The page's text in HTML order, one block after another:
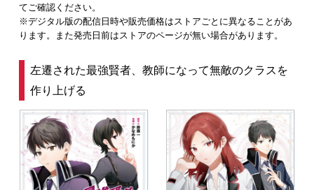
てご確認ください。
※デジタル版の配信日時や販売価格はストアごとに異なることがあ
ります。また発売日前はストアのページが無い場合があります。
左遷された最強賢者、教師になって無敵のクラスを
作り上げる